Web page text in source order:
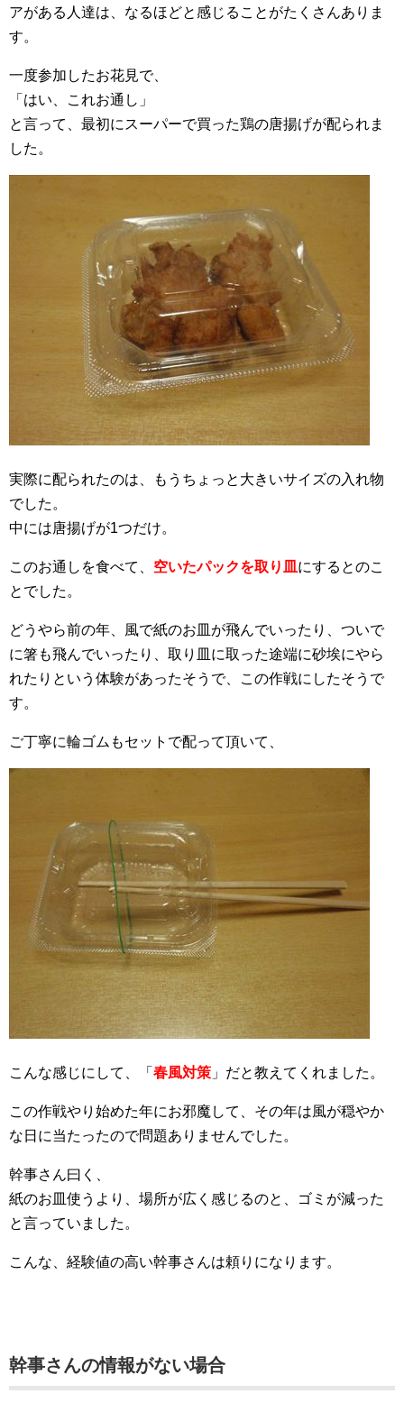
アがある人達は、なるほどと感じることがたくさんありま
す。
一度参加したお花見で、
「はい、これお通し」
と言って、最初にスーパーで買った鶏の唐揚げが配られま
した。
実際に配られたのは、もうちょっと大きいサイズの入れ物
でした。
中には唐揚げが1つだけ。
このお通しを食べて、 空いたパックを取り皿 にするとのこ
とでした。
どうやら前の年、風で紙のお皿が飛んでいったり、ついで
に箸も飛んでいったり、取り皿に取った途端に砂埃にやら
れたりという体験があったそうで、この作戦にしたそうで
す。
ご丁寧に輪ゴムもセットで配って頂いて、
こんな感じにして、「 春風対策 」だと教えてくれました。
この作戦やり始めた年にお邪魔して、その年は風が穏やか
な日に当たったので問題ありませんでした。
幹事さん曰く、
紙のお皿使うより、場所が広く感じるのと、ゴミが減った
と言っていました。
こんな、経験値の高い幹事さんは頼りになります。
幹事さんの情報がない場合